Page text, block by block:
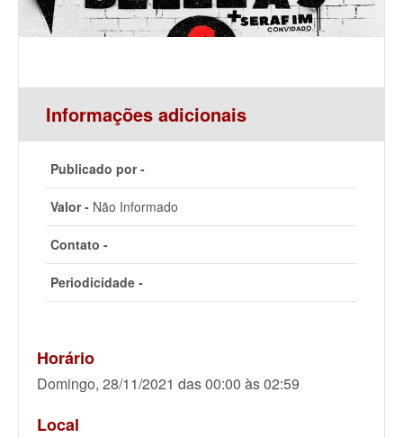
Informações adicionais
Publicado por -
Valor - Não Informado
Contato -
Periodicidade -
Horário
Domingo, 28/11/2021 das 00:00 às 02:59
Local